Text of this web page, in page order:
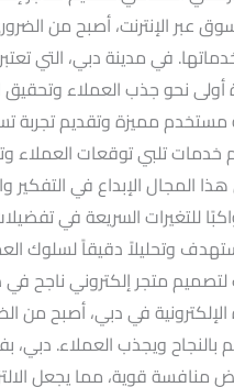
عبر الإنترنت، أصبح من
في مدينة دبي، التي
أولى نحو جذب العملاء
مستخدم مميزة وتقديم تجربة
تلبي توقعات العملاء
المجال الإبداع في
للتغيرات السريعة في
وتحليلاً دقيقاً لسلوك
متجر إلكتروني ناجح
الإلكترونية في دبي، أصبح
بالنجاح ويجذب العملاء. دبي،
منافسة قوية، مما يجعل